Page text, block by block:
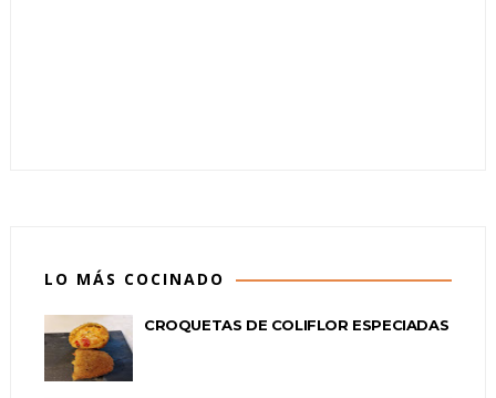
LO MÁS COCINADO
CROQUETAS DE COLIFLOR ESPECIADAS